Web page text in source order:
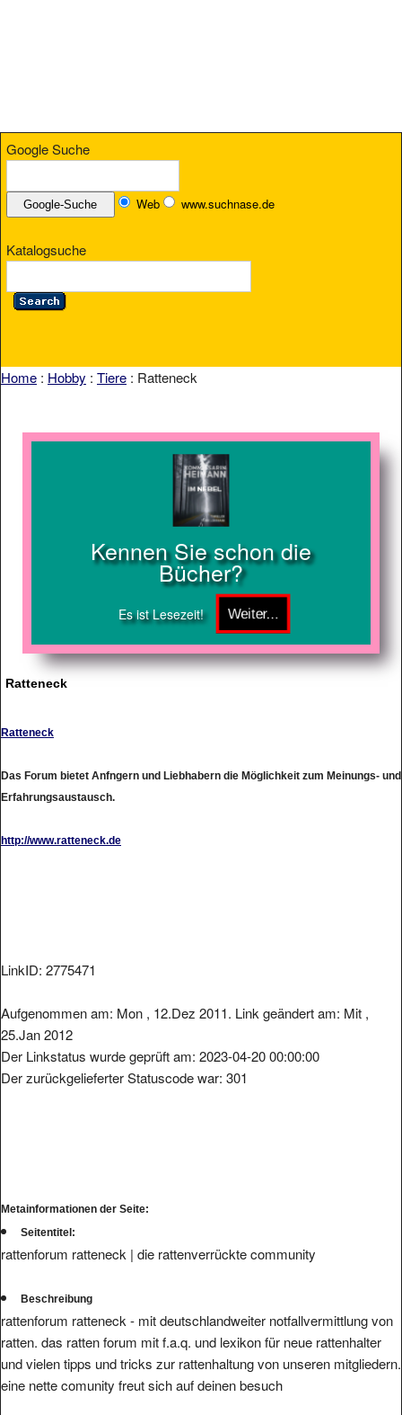
Google Suche
Web www.suchnase.de
Katalogsuche
Home : Hobby : Tiere : Ratteneck
Kennen Sie schon die
Bücher?
Es ist Lesezeit!
Ratteneck
Ratteneck
Das Forum bietet Anfngern und Liebhabern die Möglichkeit zum Meinungs- und
Erfahrungsaustausch.
http://www.ratteneck.de
LinkID: 2775471
Aufgenommen am: Mon , 12.Dez 2011. Link geändert am: Mit ,
25.Jan 2012
Der Linkstatus wurde geprüft am: 2023-04-20 00:00:00
Der zurückgelieferter Statuscode war: 301
Metainformationen der Seite:
Seitentitel:
rattenforum ratteneck | die rattenverrückte community
Beschreibung
rattenforum ratteneck - mit deutschlandweiter notfallvermittlung von
ratten. das ratten forum mit f.a.q. und lexikon für neue rattenhalter
und vielen tipps und tricks zur rattenhaltung von unseren mitgliedern.
eine nette comunity freut sich auf deinen besuch